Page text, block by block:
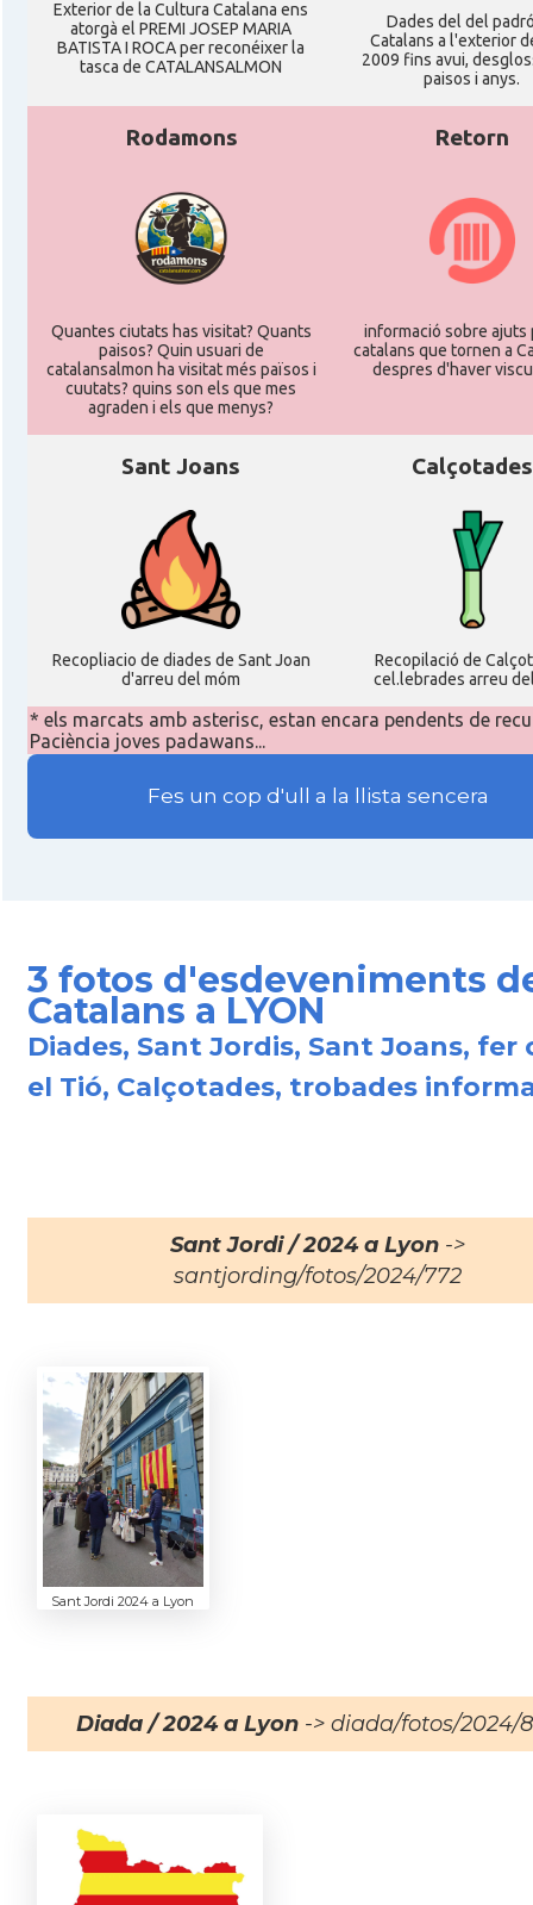
Exterior de la Cultura Catalana ens
atorgà el PREMI JOSEP MARIA
BATISTA I ROCA per reconéixer la
tasca de CATALANSALMON
Dades del del
Catalans a l'exterior
2009 fins avui,
paisos i anys.
Rodamons
Quantes ciutats has visitat? Quants
paisos? Quin usuari de
catalansalmon ha visitat més països i
cuutats? quins son els que mes
agraden i els que menys?
Retorn
informació sobre ajuts
catalans que tornen a
despres d'haver
Sant Joans
Recopliacio de diades de Sant Joan
d'arreu del móm
Calçotades
Recopilació de
cel.lebrades arreu
* els marcats amb asterisc, estan encara pendents de
Paciència joves padawans...
Fes un cop d'ull a la llista sencera
3 fotos d'esdeveniments
Catalans a LYON
Diades, Sant Jordis, Sant Joans, fer
el Tió, Calçotades, trobades
Sant Jordi / 2024 a Lyon ->
santjording/fotos/2024/772
Sant Jordi 2024 a Lyon
Diada / 2024 a Lyon -> diada/fotos/2024/